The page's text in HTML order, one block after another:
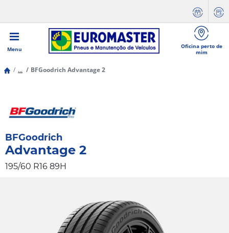
Menu
Oficina perto de
mim
... BFGoodrich Advantage 2
BFGoodrich
Advantage 2
195/60 R16 89H